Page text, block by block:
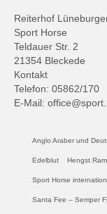
Reiterhof
Sport Horse
Teldauer Str. 2
21354 Bleckede
Kontakt
Telefon: 05862/170
E-Mail:
Anglo Araber und
Edelblut Hengst
Sport Horse
Santa Fee – Semper